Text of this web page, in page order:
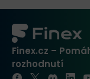
Finex.cz –
rozhodnutí